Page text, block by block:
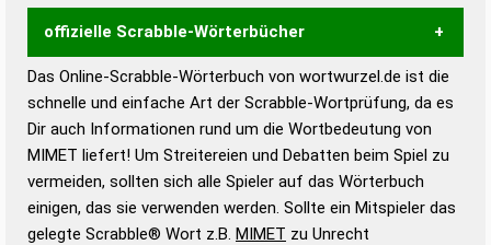
offizielle Scrabble-Wörterbücher
Wortwurzel liefert mit Hilfe eines semantischen
Wortanalyse-Algorithmus gute Anhaltspunkte zu
Wortbedeutung, Worttrennung und Wortform, um die
Gültigkeit eines Wortes für das Scrabble-Spiel zu
bestimmen!
zugelassene Turnier Scrabble-
Wörterbücher sind:
Das Online-Scrabble-Wörterbuch von wortwurzel.de ist die
schnelle und einfache Art der Scrabble-Wortprüfung, da es
Dir auch Informationen rund um die Wortbedeutung von
MIMET liefert! Um Streitereien und Debatten beim Spiel zu
vermeiden, sollten sich alle Spieler auf das Wörterbuch
einigen, das sie verwenden werden. Sollte ein Mitspieler das
gelegte Scrabble® Wort z.B. MIMET zu Unrecht